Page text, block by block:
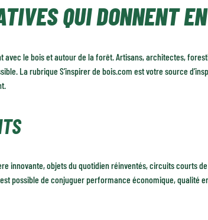
QUI DONNENT
le bois et autour de la forêt. Artisans, architectes,
La rubrique S’inspirer de bois.com est votre source
innovante, objets du quotidien réinventés, circuits courts
possible de conjuguer performance économique,